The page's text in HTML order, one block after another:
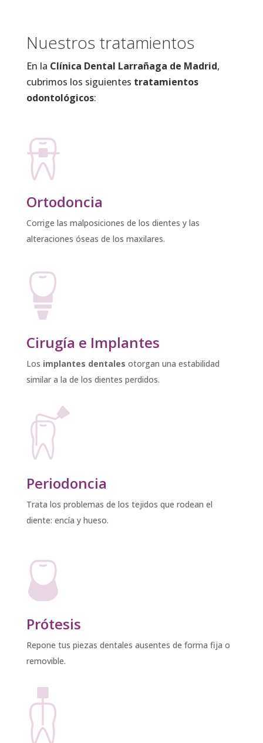
Nuestros tratamientos
En la Clínica Dental Larrañaga de Madrid,
cubrimos los siguientes tratamientos
odontológicos:
Ortodoncia
Corrige las malposiciones de los dientes y las
alteraciones óseas de los maxilares.
Cirugía e Implantes
Los implantes dentales otorgan una estabilidad
similar a la de los dientes perdidos.
Periodoncia
Trata los problemas de los tejidos que rodean el
diente: encía y hueso.
Prótesis
Repone tus piezas dentales ausentes de forma fija o
removible.